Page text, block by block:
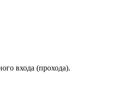
входа (прохода).